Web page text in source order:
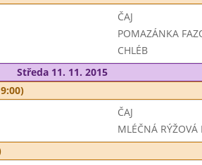
ČAJ
POMAZÁNKA
CHLÉB
Středa 11. 11. 2015
ČAJ
MLÉČNÁ RÝŽOVÁ